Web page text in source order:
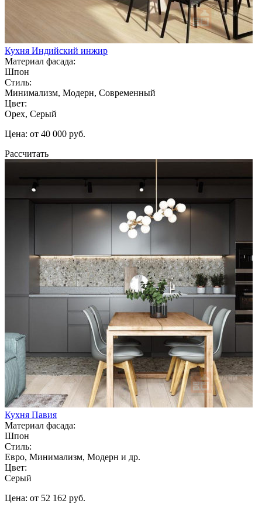
Кухня Индийский инжир
Материал фасада:
Шпон
Стиль:
Минимализм, Модерн, Современный
Цвет:
Орех, Серый
Цена: от 40 000 руб.
Рассчитать
Кухня Павия
Материал фасада:
Шпон
Стиль:
Евро, Минимализм, Модерн и др.
Цвет:
Серый
Цена: от 52 162 руб.